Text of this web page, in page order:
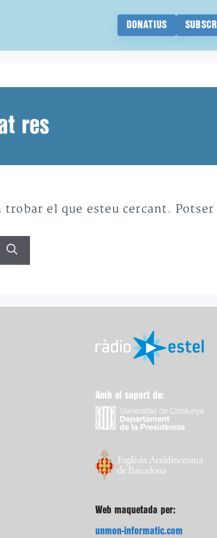
DONATIUS
res
trobar el que esteu cercant.
Amb el suport de:
Web maquetada per:
unmon-informatic.com